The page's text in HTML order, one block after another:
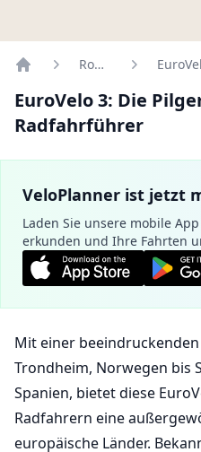
Routen
EuroVelo 3: Die
Radfahrführer
VeloPlanner ist jetzt
Laden Sie unsere mobile
erkunden und Ihre Fahrten
Mit einer
Trondheim, Norwegen bis
Spanien, bietet diese
Radfahrern eine
europäische Länder.